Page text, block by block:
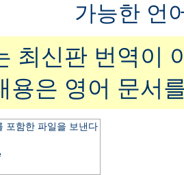
가능한 언
최신판 번역이
용은 영어 문서
포함한 파일을 보낸다